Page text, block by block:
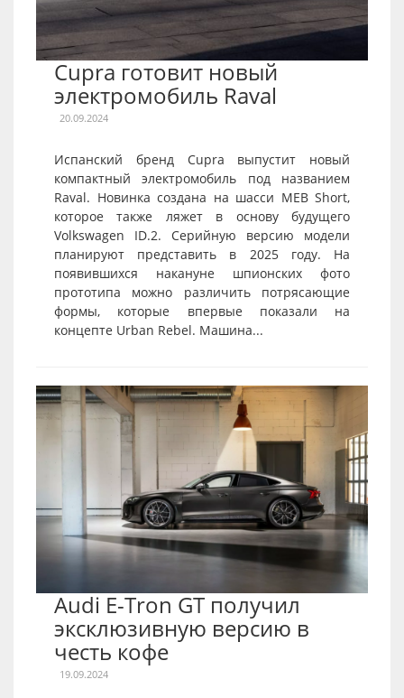
Cupra готовит новый
электромобиль Raval
20.09.2024
Испанский бренд Cupra выпустит новый
компактный электромобиль под названием
Raval. Новинка создана на шасси MEB Short,
которое также ляжет в основу будущего
Volkswagen ID.2. Серийную версию модели
планируют представить в 2025 году. На
появившихся накануне шпионских фото
прототипа можно различить потрясающие
формы, которые впервые показали на
концепте Urban Rebel. Машина...
Audi E-Tron GT получил
эксклюзивную версию в
честь кофе
19.09.2024